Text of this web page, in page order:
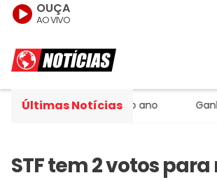
OUÇA
AO VIVO
Últimas Notícias
Selic para 14% ao ano
STF tem 2 votos